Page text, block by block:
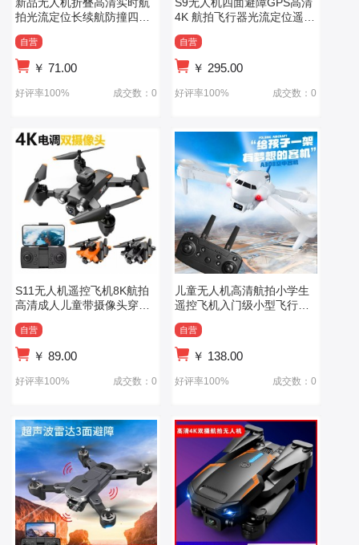
拍光流定位长续航防撞四面
自营
￥ 71.00
好评率100% 成交数：0
4K 航拍飞行器光流定位遥控
自营
￥ 295.00
好评率100% 成交数：0
S11无人机遥控飞机8K航拍
高清成人儿童带摄像头穿越
自营
￥ 89.00
好评率100% 成交数：0
儿童无人机高清航拍小学生
遥控飞机入门级小型飞行器
自营
￥ 138.00
好评率100% 成交数：0